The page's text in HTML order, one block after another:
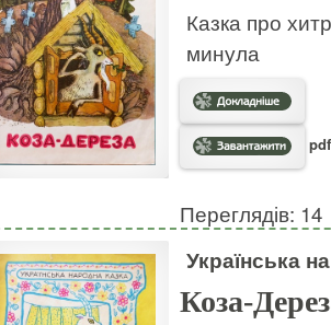
Казка про
минула
Переглядів: 14
Українська
Коза-